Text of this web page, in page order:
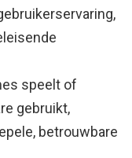
speelt of
gebruikt,
betrouwbare